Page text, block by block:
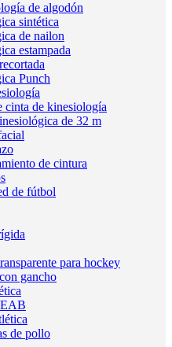
de algodón
sintética
de nailon
estampada
Punch
cinta de kinesiología
de 32 m
de cintura
de fútbol
para hockey
gancho
de pollo